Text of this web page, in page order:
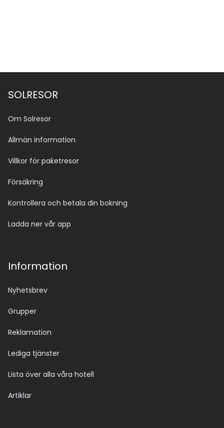
SOLRESOR
Om Solresor
Allmän information
Villkor för paketresor
Försäkring
Kontrollera och betala din bokning
Ladda ner vår app
Information
Nyhetsbrev
Grupper
Reklamation
Lediga tjänster
Lista över alla våra hotell
Artiklar